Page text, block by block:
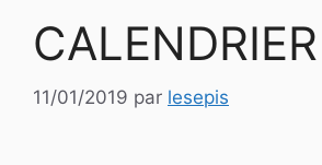
11/01/2019 par lesepis